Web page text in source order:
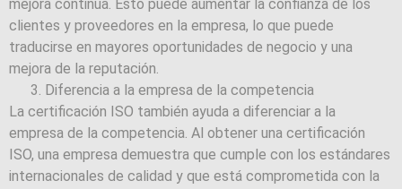
mejora continua. Esto puede aumentar la confianza de los
clientes y proveedores en la empresa, lo que puede
traducirse en mayores oportunidades de negocio y una
mejora de la reputación.
Diferencia a la empresa de la competencia
La certificación ISO también ayuda a diferenciar a la
empresa de la competencia. Al obtener una certificación
ISO, una empresa demuestra que cumple con los estándares
internacionales de calidad y que está comprometida con la